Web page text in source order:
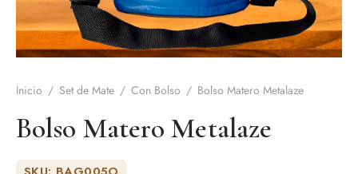
Inicio / Set de Mate / Con Bolso / Bolso Matero Metalaze
Bolso Matero Metalaze
Asado y vino
y accesorios